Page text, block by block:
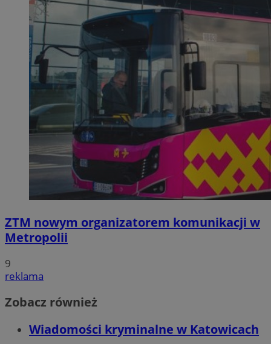
ZTM nowym organizatorem komunikacji w
Metropolii
9
reklama
Zobacz również
Wiadomości kryminalne w Katowicach